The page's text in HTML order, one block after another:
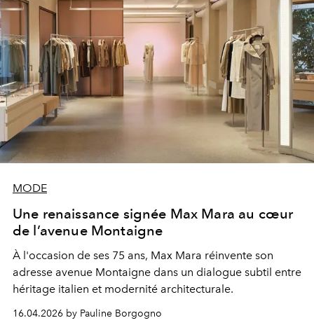
MODE
Une renaissance signée Max Mara au cœur
de l’avenue Montaigne
À l'occasion de ses 75 ans, Max Mara réinvente son
adresse avenue Montaigne dans un dialogue subtil entre
héritage italien et modernité architecturale.
16.04.2026 by Pauline Borgogno